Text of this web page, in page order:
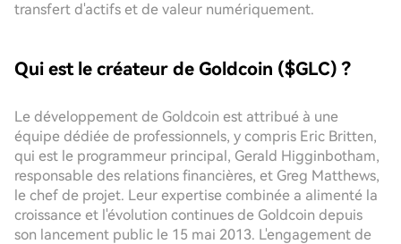
transfert d'actifs et de valeur numériquement.
Qui est le créateur de Goldcoin ($GLC) ?
Le développement de Goldcoin est attribué à une
équipe dédiée de professionnels, y compris Eric Britten,
qui est le programmeur principal, Gerald Higginbotham,
responsable des relations financières, et Greg Matthews,
le chef de projet. Leur expertise combinée a alimenté la
croissance et l'évolution continues de Goldcoin depuis
son lancement public le 15 mai 2013. L'engagement de